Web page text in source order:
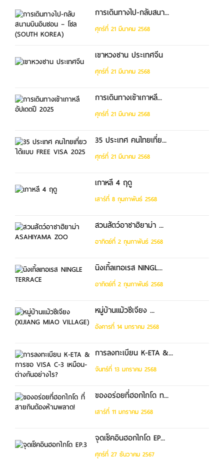
การเดินทางไป-กลับสนา...
ศุกร์ที่ 21 มีนาคม 2568
เขาหวงซาน ประเทศจีน
ศุกร์ที่ 21 มีนาคม 2568
การเดินทางเข้าเกาหลี...
ศุกร์ที่ 21 มีนาคม 2568
35 ประเทศ คนไทยเที่ย...
ศุกร์ที่ 21 มีนาคม 2568
เกาหลี 4 ฤดู
เสาร์ที่ 8 กุมภาพันธ์ 2568
สวนสัตว์อาซาฮิยาม่า ...
อาทิตย์ที่ 2 กุมภาพันธ์ 2568
นิงเกิ้ลเทอเรส NINGL...
อาทิตย์ที่ 2 กุมภาพันธ์ 2568
หมู่บ้านแม้วซีเจียง ...
อังคารที่ 14 มกราคม 2568
การลงทะเบียน K-ETA &...
จันทร์ที่ 13 มกราคม 2568
ของอร่อยที่ฮอกไกโด ท...
เสาร์ที่ 11 มกราคม 2568
จุดเช็คอินฮอกไกโด EP...
ศุกร์ที่ 27 ธันวาคม 2567